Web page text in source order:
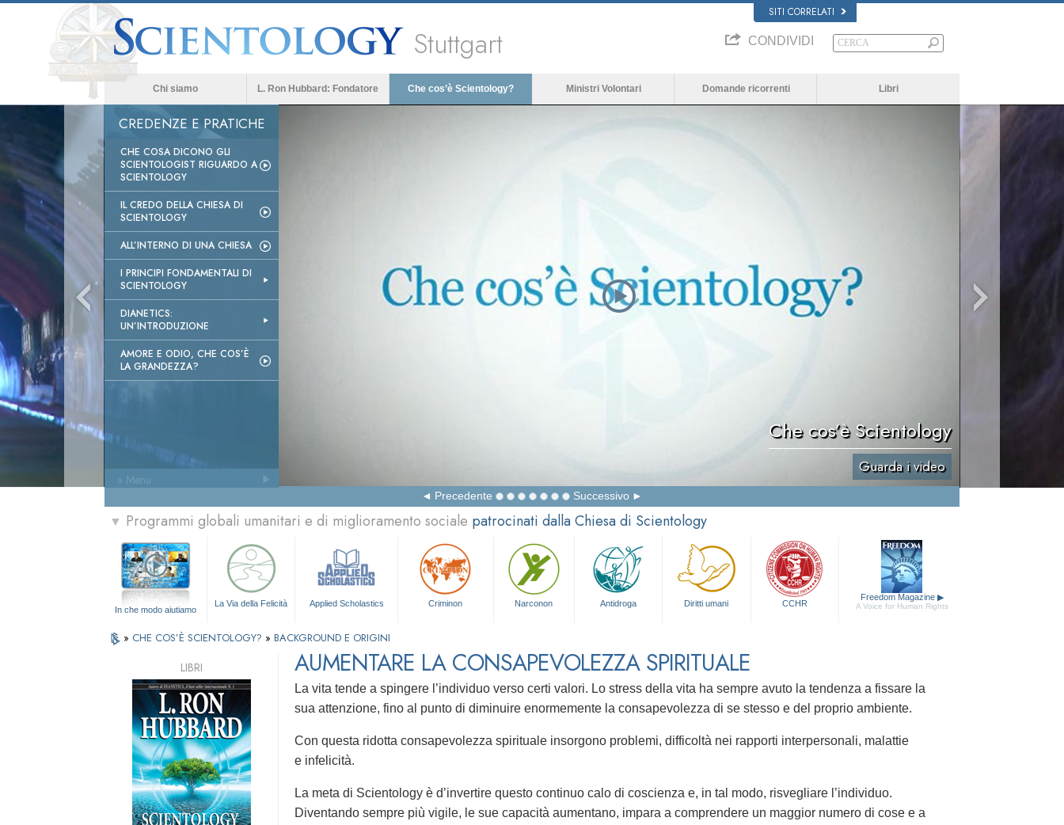
SITI CORRELATI
Stuttgart CONDIVIDI
Chi siamo L. Ron Hubbard: Fondatore Che cos’è Scientology? Ministri Volontari Domande ricorrenti Libri
CREDENZE E PRATICHE
CHE COSA DICONO GLI
SCIENTOLOGIST RIGUARDO A
SCIENTOLOGY
IL CREDO DELLA CHIESA DI
SCIENTOLOGY
ALL’INTERNO DI UNA CHIESA
I PRINCIPI FONDAMENTALI DI
SCIENTOLOGY
DIANETICS:
UN’INTRODUZIONE
AMORE E ODIO, CHE COS’È
LA GRANDEZZA?
Che cos’è Scientology
Guarda i video
Precedente Successivo
» Menu
▼ Programmi globali umanitari e di miglioramento sociale patrocinati dalla Chiesa di Scientology
In che modo aiutiamo
La Via della Felicità Applied Scholastics Criminon Narconon Antidroga Diritti umani CCHR
Freedom Magazine ▶
A Voice for Human Rights
» CHE COS’È SCIENTOLOGY? » BACKGROUND E ORIGINI
AUMENTARE LA CONSAPEVOLEZZA SPIRITUALE
La vita tende a spingere l’individuo verso certi valori. Lo stress della vita ha sempre avuto la tendenza a fissare la
sua attenzione, fino al punto di diminuire enormemente la consapevolezza di se stesso e del proprio ambiente.
Con questa ridotta consapevolezza spirituale insorgono problemi, difficoltà nei rapporti interpersonali, malattie
e infelicità.
La meta di Scientology è d’invertire questo continuo calo di coscienza e, in tal modo, risvegliare l’individuo.
Diventando sempre più vigile, le sue capacità aumentano, impara a comprendere un maggior numero di cose e a
LIBRI